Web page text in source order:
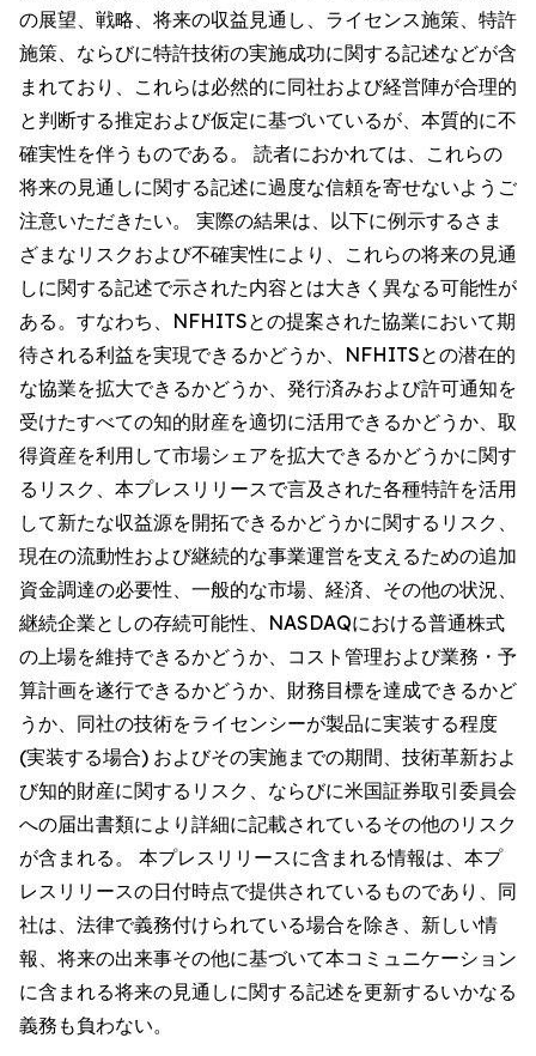
の展望、戦略、将来の収益見通し、ライセンス施策、特許
施策、ならびに特許技術の実施成功に関する記述などが含
まれており、これらは必然的に同社および経営陣が合理的
と判断する推定および仮定に基づいているが、本質的に不
確実性を伴うものである。 読者におかれては、これらの
将来の見通しに関する記述に過度な信頼を寄せないようご
注意いただきたい。 実際の結果は、以下に例示するさま
ざまなリスクおよび不確実性により、これらの将来の見通
しに関する記述で示された内容とは大きく異なる可能性が
ある。すなわち、NFHITSとの提案された協業において期
待される利益を実現できるかどうか、NFHITSとの潜在的
な協業を拡大できるかどうか、発行済みおよび許可通知を
受けたすべての知的財産を適切に活用できるかどうか、取
得資産を利用して市場シェアを拡大できるかどうかに関す
るリスク、本プレスリリースで言及された各種特許を活用
して新たな収益源を開拓できるかどうかに関するリスク、
現在の流動性および継続的な事業運営を支えるための追加
資金調達の必要性、一般的な市場、経済、その他の状況、
継続企業としの存続可能性、NASDAQにおける普通株式
の上場を維持できるかどうか、コスト管理および業務・予
算計画を遂行できるかどうか、財務目標を達成できるかど
うか、同社の技術をライセンシーが製品に実装する程度
(実装する場合) およびその実施までの期間、技術革新およ
び知的財産に関するリスク、ならびに米国証券取引委員会
への届出書類により詳細に記載されているその他のリスク
が含まれる。 本プレスリリースに含まれる情報は、本プ
レスリリースの日付時点で提供されているものであり、同
社は、法律で義務付けられている場合を除き、新しい情
報、将来の出来事その他に基づいて本コミュニケーション
に含まれる将来の見通しに関する記述を更新するいかなる
義務も負わない。